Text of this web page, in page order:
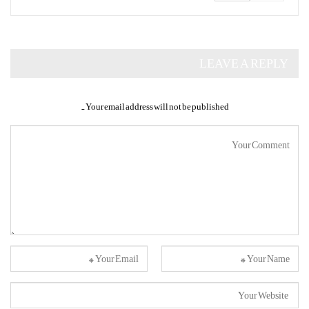
Your email address will not be published.